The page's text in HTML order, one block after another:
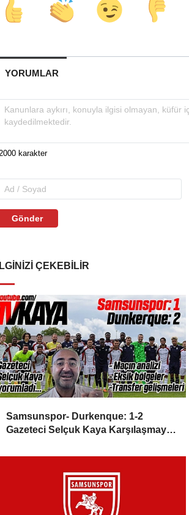
YORUMLAR
Gönder
İLGINIZI ÇEKEBILIR
Samsunspor- Durkenque: 1-2
Gazeteci Selçuk Kaya Karşılaşmayı